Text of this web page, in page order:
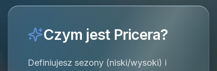
Czym jest Pricera?
Definiujesz sezony (niski/wysoki) i